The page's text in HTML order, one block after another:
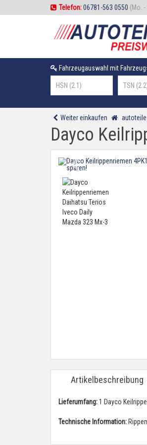
Telefon:06781-563 0550 (Mo. -
Fahrzeugauswahl mit
Weiter einkaufen
Dayco
Artikelbeschreibung
Lieferumfang:1 Dayco
Technische Information: